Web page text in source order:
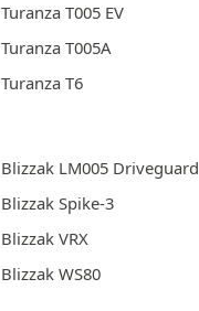
Turanza T005 EV
Turanza T005A
Turanza T6
Blizzak LM005 Driveguard
Blizzak Spike-3
Blizzak VRX
Blizzak WS80